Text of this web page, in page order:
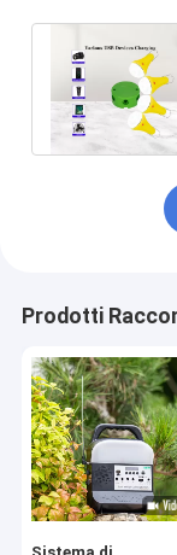
Prodotti